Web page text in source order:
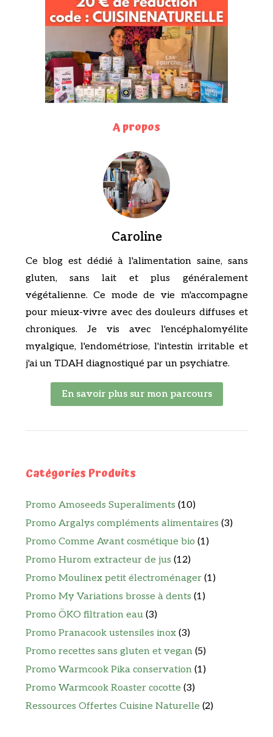
A propos
Caroline
Ce blog est dédié à l'alimentation saine, sans
gluten, sans lait et plus généralement
végétalienne. Ce mode de vie m'accompagne
pour mieux-vivre avec des douleurs diffuses et
chroniques. Je vis avec l'encéphalomyélite
myalgique, l'endométriose, l'intestin irritable et
j'ai un TDAH diagnostiqué par un psychiatre.
En savoir plus sur mon parcours
Catégories Produits
Promo Amoseeds Superaliments (10)
Promo Argalys compléments alimentaires (3)
Promo Comme Avant cosmétique bio (1)
Promo Hurom extracteur de jus (12)
Promo Moulinex petit électroménager (1)
Promo My Variations brosse à dents (1)
Promo ÖKO filtration eau (3)
Promo Pranacook ustensiles inox (3)
Promo recettes sans gluten et vegan (5)
Promo Warmcook Pika conservation (1)
Promo Warmcook Roaster cocotte (3)
Ressources Offertes Cuisine Naturelle (2)